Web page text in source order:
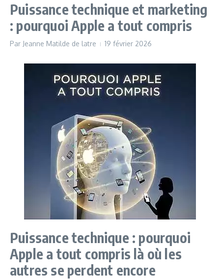
Puissance technique et marketing
: pourquoi Apple a tout compris
Par Jeanne Matilde de latre 19 février 2026
Puissance technique : pourquoi
Apple a tout compris là où les
autres se perdent encore